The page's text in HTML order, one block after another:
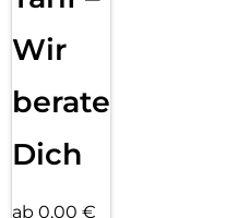
Wir
beraten
Dich
ab 0,00 €